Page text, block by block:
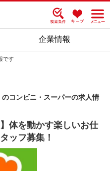
企業情報
です
コンビニ・スーパーの求人情
体を動かす楽しいお仕
ッフ募集！